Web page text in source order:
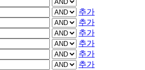
추가
추가
추가
추가
추가
추가